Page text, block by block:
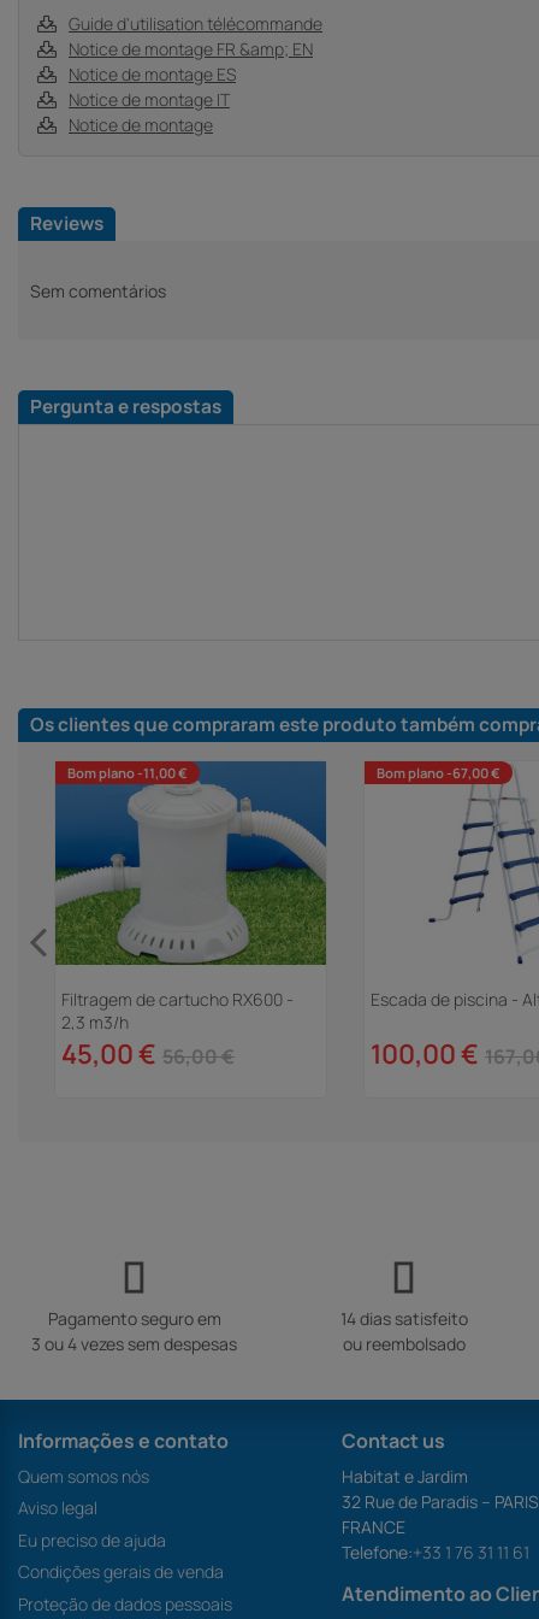
Guide d'utilisation télécommande
Notice de montage FR &amp; EN
Notice de montage ES
Notice de montage IT
Notice de montage
Reviews
Sem comentários
Pergunta e respostas
Os clientes que compraram este produto também
Bom plano -11,00 €
Filtragem de cartucho RX600 -
2,3 m3/h
45,00 € 56,00 €
Bom plano -67,00 €
Escada de piscina -
100,00 €
Pagamento seguro em
3 ou 4 vezes sem despesas
14 dias satisfeito
ou reembolsado
Informações e contato
Quem somos nós
Aviso legal
Eu preciso de ajuda
Condições gerais de venda
Proteção de dados pessoais
Contact us
Habitat e Jardim
32 Rue de Paradis –
FRANCE
Telefone:+33 1 76 31 11 61
Atendimento ao